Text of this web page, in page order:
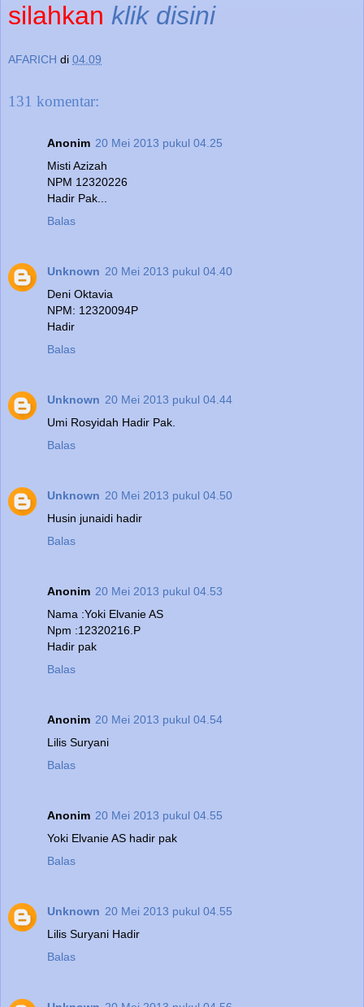
silahkan klik disini
AFARICH di 04.09
131 komentar:
Anonim 20 Mei 2013 pukul 04.25
Misti Azizah
NPM 12320226
Hadir Pak...
Balas
Unknown 20 Mei 2013 pukul 04.40
Deni Oktavia
NPM: 12320094P
Hadir
Balas
Unknown 20 Mei 2013 pukul 04.44
Umi Rosyidah Hadir Pak.
Balas
Unknown 20 Mei 2013 pukul 04.50
Husin junaidi hadir
Balas
Anonim 20 Mei 2013 pukul 04.53
Nama :Yoki Elvanie AS
Npm :12320216.P
Hadir pak
Balas
Anonim 20 Mei 2013 pukul 04.54
Lilis Suryani
Balas
Anonim 20 Mei 2013 pukul 04.55
Yoki Elvanie AS hadir pak
Balas
Unknown 20 Mei 2013 pukul 04.55
Lilis Suryani Hadir
Balas